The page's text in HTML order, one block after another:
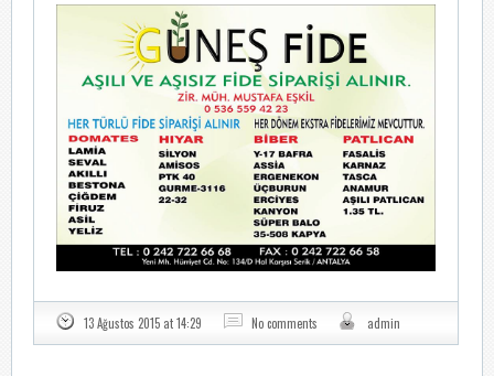
13 Ağustos 2015 at 14:29 No comments admin